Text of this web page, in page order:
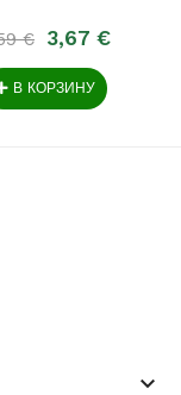
€ 3,67 €
В КОРЗИНУ
keyboard_arrow_down